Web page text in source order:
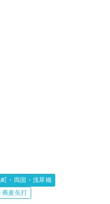
・両国・浅草橋
蕎麦矢打